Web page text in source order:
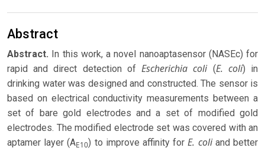
Abstract
Abstract. In this work, a novel nanoaptasensor (NASEc) for
rapid and direct detection ofEscherichia coli(E. coli) in
drinking water was designed and constructed. The sensor is
based on electrical conductivity measurements between a
set of bare gold electrodes and a set of modified gold
electrodes. The modified electrode set was covered with an
aptamer layer (AE10) to improve affinity forE. coliand better